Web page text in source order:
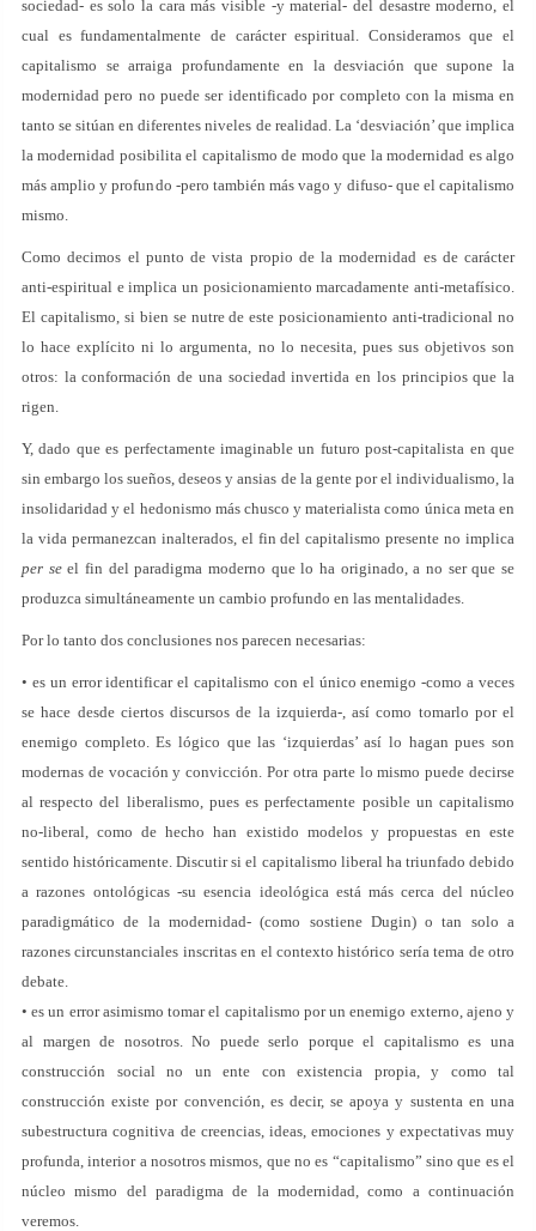
sociedad- es solo la cara más visible -y material- del desastre moderno, el
cual es fundamentalmente de carácter espiritual. Consideramos que el
capitalismo se arraiga profundamente en la desviación que supone la
modernidad pero no puede ser identificado por completo con la misma en
tanto se sitúan en diferentes niveles de realidad. La ‘desviación’ que implica
la modernidad posibilita el capitalismo de modo que la modernidad es algo
más amplio y profundo -pero también más vago y difuso- que el capitalismo
mismo.
Como decimos el punto de vista propio de la modernidad es de carácter
anti-espiritual e implica un posicionamiento marcadamente anti-metafísico.
El capitalismo, si bien se nutre de este posicionamiento anti-tradicional no
lo hace explícito ni lo argumenta, no lo necesita, pues sus objetivos son
otros: la conformación de una sociedad invertida en los principios que la
rigen.
Y, dado que es perfectamente imaginable un futuro post-capitalista en que
sin embargo los sueños, deseos y ansias de la gente por el individualismo, la
insolidaridad y el hedonismo más chusco y materialista como única meta en
la vida permanezcan inalterados, el fin del capitalismo presente no implica
per seel fin del paradigma moderno que lo ha originado, a no ser que se
produzca simultáneamente un cambio profundo en las mentalidades.
Por lo tanto dos conclusiones nos parecen necesarias:
• es un error identificar el capitalismo con el único enemigo -como a veces
se hace desde ciertos discursos de la izquierda-, así como tomarlo por el
enemigo completo. Es lógico que las ‘izquierdas’ así lo hagan pues son
modernas de vocación y convicción. Por otra parte lo mismo puede decirse
al respecto del liberalismo, pues es perfectamente posible un capitalismo
no-liberal, como de hecho han existido modelos y propuestas en este
sentido históricamente. Discutir si el capitalismo liberal ha triunfado debido
a razones ontológicas -su esencia ideológica está más cerca del núcleo
paradigmático de la modernidad- (como sostiene Dugin) o tan solo a
razones circunstanciales inscritas en el contexto histórico sería tema de otro
debate.
• es un error asimismo tomar el capitalismo por un enemigo externo, ajeno y
al margen de nosotros. No puede serlo porque el capitalismo es una
construcción social no un ente con existencia propia, y como tal
construcción existe por convención, es decir, se apoya y sustenta en una
subestructura cognitiva de creencias, ideas, emociones y expectativas muy
profunda, interior a nosotros mismos, que no es “capitalismo” sino que es el
núcleo mismo del paradigma de la modernidad, como a continuación
veremos.